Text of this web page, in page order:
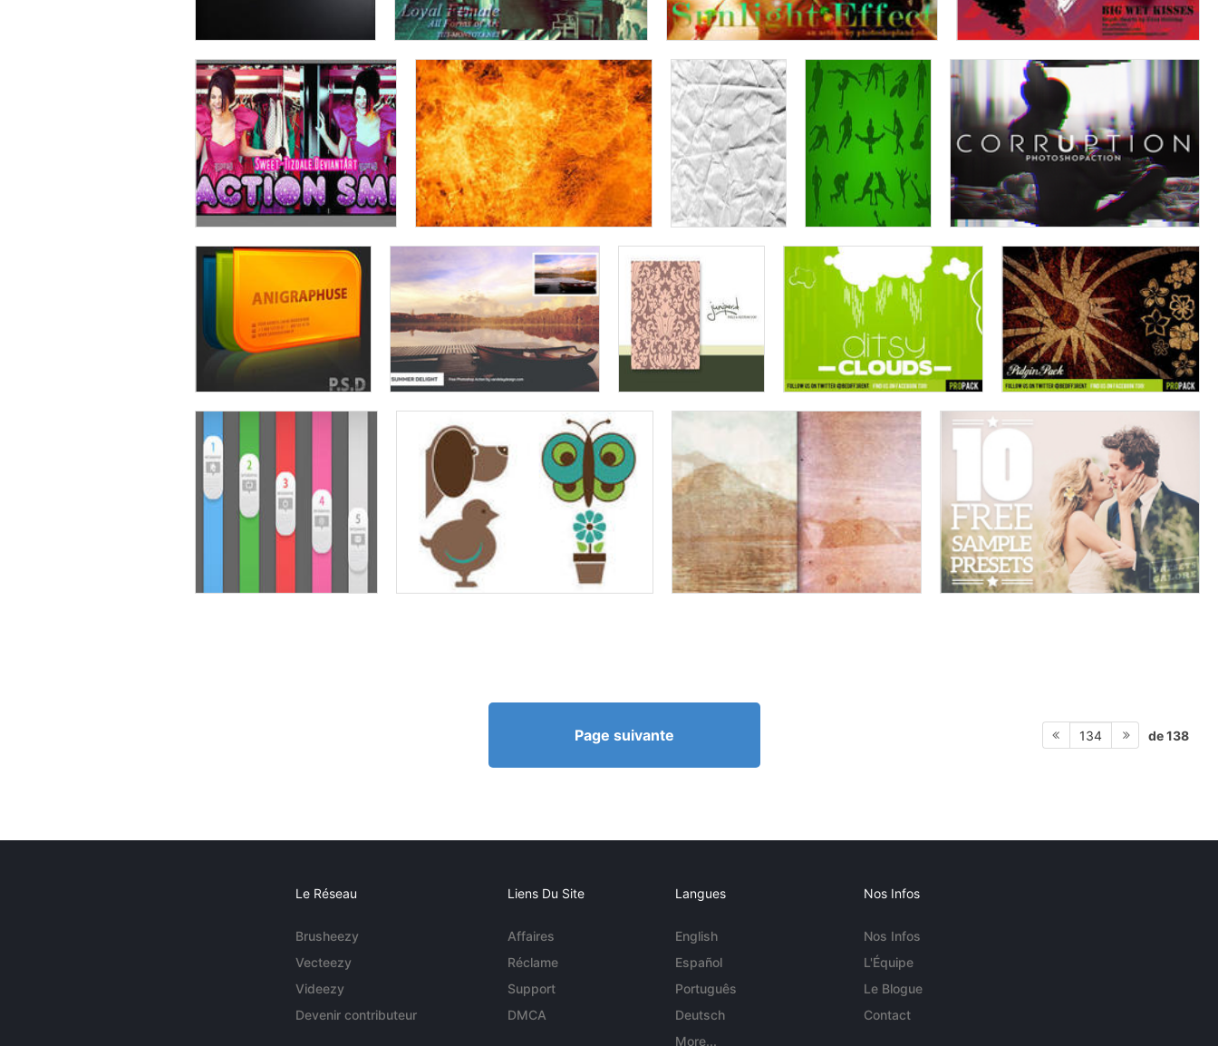
Page suivante 134 de 138
Le Réseau
Brusheezy
Vecteezy
Videezy
Devenir contributeur
Liens Du Site
Affaires
Réclame
Support
DMCA
Langues
English
Español
Português
Deutsch
More...
Nos Infos
Nos Infos
L'Équipe
Le Blogue
Contact